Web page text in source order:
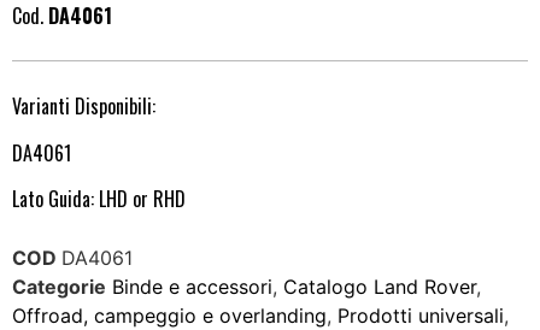
Cod. DA4061
Varianti Disponibili:
DA4061
Lato Guida: LHD or RHD
COD DA4061
Categorie Binde e accessori, Catalogo Land Rover,
Offroad, campeggio e overlanding, Prodotti universali,